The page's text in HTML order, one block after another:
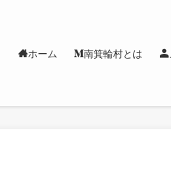
ホーム 南箕輪村とは